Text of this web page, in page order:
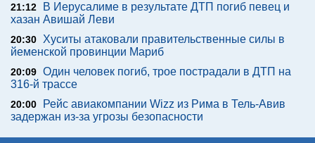
21:12
В Иерусалиме в результате ДТП погиб певец и
хазан Авишай Леви
20:30
Хуситы атаковали правительственные силы в
йеменской провинции Мариб
20:09 Один человек погиб, трое пострадали в ДТП на
316-й трассе
20:00
Рейс авиакомпании Wizz из Рима в Тель-Авив
задержан из-за угрозы безопасности